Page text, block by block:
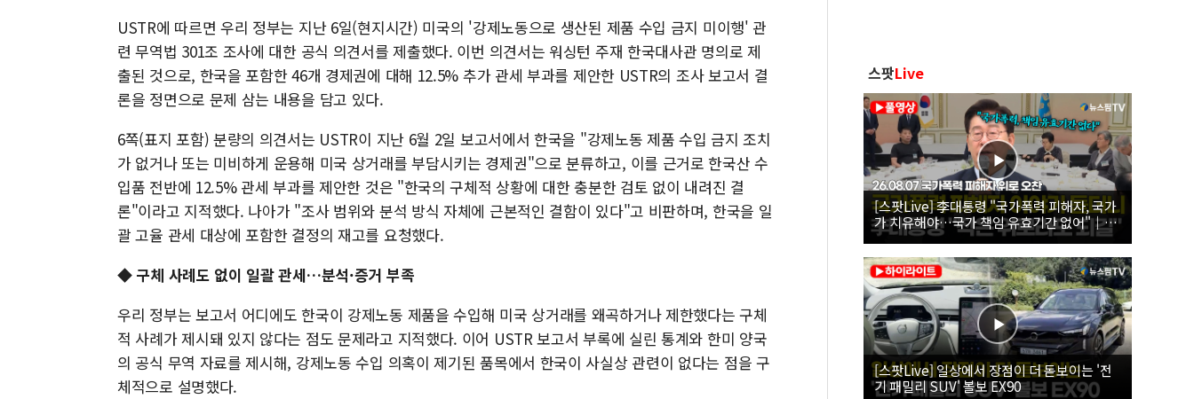
USTR에 따르면 우리 정부는 지난 6일(현지시간) 미국의 '강제노동으로 생산된 제품 수입 금지 미이행' 관
련 무역법 301조 조사에 대한 공식 의견서를 제출했다. 이번 의견서는 워싱턴 주재 한국대사관 명의로 제
출된 것으로, 한국을 포함한 46개 경제권에 대해 12.5% 추가 관세 부과를 제안한 USTR의 조사 보고서 결
론을 정면으로 문제 삼는 내용을 담고 있다.
6쪽(표지 포함) 분량의 의견서는 USTR이 지난 6월 2일 보고서에서 한국을 "강제노동 제품 수입 금지 조치
가 없거나 또는 미비하게 운용해 미국 상거래를 부담시키는 경제권"으로 분류하고, 이를 근거로 한국산 수
입품 전반에 12.5% 관세 부과를 제안한 것은 "한국의 구체적 상황에 대한 충분한 검토 없이 내려진 결
론"이라고 지적했다. 나아가 "조사 범위와 분석 방식 자체에 근본적인 결함이 있다"고 비판하며, 한국을 일
괄 고율 관세 대상에 포함한 결정의 재고를 요청했다.
◆ 구체 사례도 없이 일괄 관세…분석·증거 부족
우리 정부는 보고서 어디에도 한국이 강제노동 제품을 수입해 미국 상거래를 왜곡하거나 제한했다는 구체
적 사례가 제시돼 있지 않다는 점도 문제라고 지적했다. 이어 USTR 보고서 부록에 실린 통계와 한미 양국
의 공식 무역 자료를 제시해, 강제노동 수입 의혹이 제기된 품목에서 한국이 사실상 관련이 없다는 점을 구
체적으로 설명했다.
스팟Live
[스팟Live] 李대통령 "국가폭력 피해자, 국가
가 치유해야…국가 책임 유효기간 없어"｜
26.08.07 국가폭력 피해자 위로 오찬
[스팟Live] 일상에서 장점이 더 돋보이는 '전
기 패밀리 SUV' 볼보 EX90